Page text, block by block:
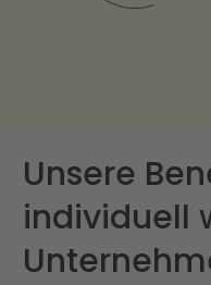
Unsere
individuell